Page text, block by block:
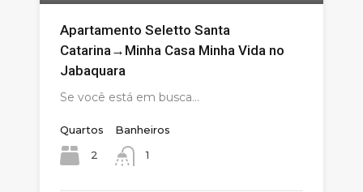
Apartamento Seletto Santa
Catarina→Minha Casa Minha Vida no
Jabaquara
Se você está em busca…
Quartos
2
Banheiros
1